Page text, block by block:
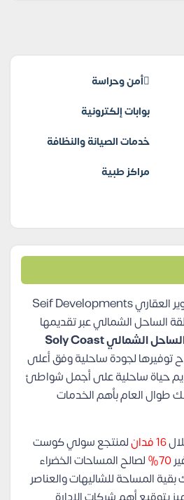
أمن وحراسة
بوابات إلكترونية
خدمات الصيانة والنظافة
مراكز طبية
وضعت شركة سيف للتطوير العقاري Seif Developments
الساحل الشمالي عبر تقديمها
مشروع سولي كوست الساحل الشمالي Soly Coast
توفيرها لجودة ساحلية وفق أعلى
حياة ساحلية على أجمل شواطئ
طوال العام بأهم الخدمات
16 فدان
لمنتجع سولي كوست
70%
لصالح المساحات الخضراء
المساحة للشاليهات والعناصر